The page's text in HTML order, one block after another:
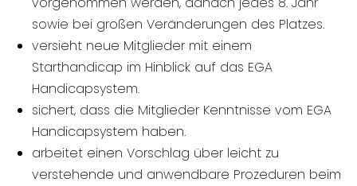
sowie bei großen Veränderungen des Platzes.
versieht neue Mitglieder mit einem
Starthandicap im Hinblick auf das EGA
Handicapsystem.
sichert, dass die Mitglieder Kenntnisse vom EGA
Handicapsystem haben.
arbeitet einen Vorschlag über leicht zu
verstehende und anwendbare Prozeduren beim